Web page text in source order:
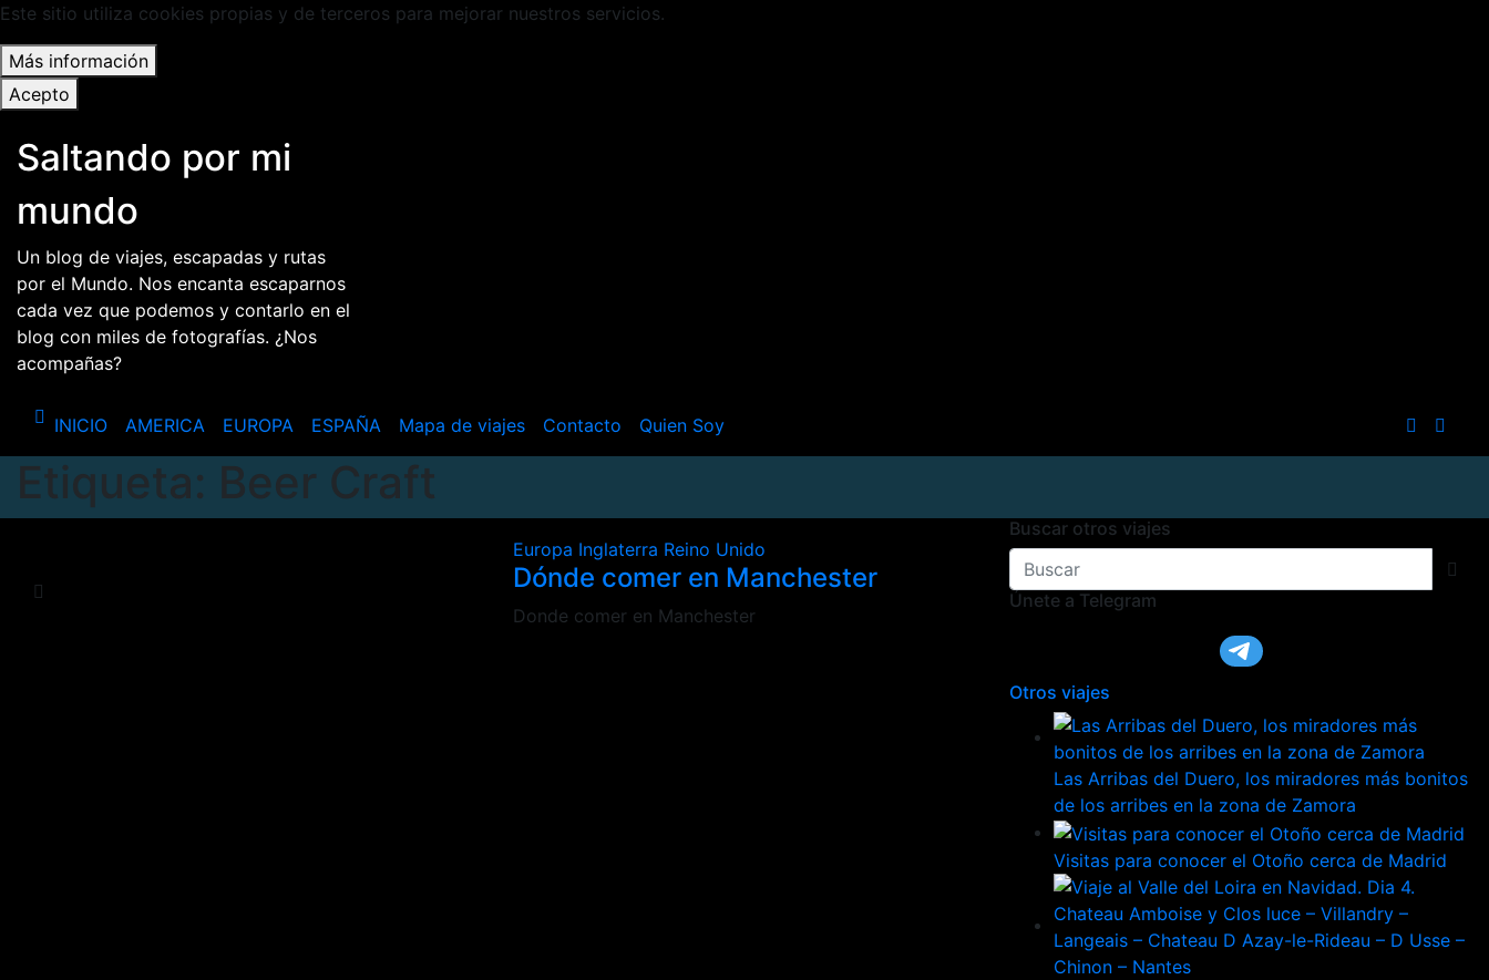
Este sitio utiliza cookies propias y de terceros para mejorar nuestros servicios.
Más información
Acepto
contenido
Saltando por mi
mundo
Un blog de viajes, escapadas y rutas
por el Mundo. Nos encanta escaparnos
cada vez que podemos y contarlo en el
blog con miles de fotografías. ¿Nos
acompañas?
INICIO AMERICA EUROPA ESPAÑA Mapa de viajes Contacto Quien Soy
Etiqueta: Beer Craft
Europa Inglaterra Reino Unido
Dónde comer en Manchester
Donde comer en Manchester
Buscar otros viajes
Únete a Telegram
Otros viajes
Las Arribas del Duero, los miradores más bonitos
de los arribes en la zona de Zamora
Visitas para conocer el Otoño cerca de Madrid